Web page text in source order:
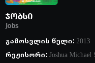
ჯობსი
Jobs
გამოსვლის წელი: 2013
რეჟისორი: Joshua Michael